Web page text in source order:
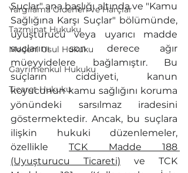
Yargılama Giderleri ve Harçlar
Tazminat Hukuku
Medeni Usul Hukuku
Gayrimenkul Hukuku
Ticaret Hukuku
Suçlar" ana başlığı altında ve "Kamu
Sağlığına Karşı Suçlar" bölümünde,
uyuşturucu veya uyarıcı madde
suçlarını son derece ağır
müeyyidelere bağlamıştır. Bu
suçların ciddiyeti, kanun
koyucunun kamu sağlığını koruma
yönündeki sarsılmaz iradesini
göstermektedir. Ancak, bu suçlara
ilişkin hukuki düzenlemeler,
özellikle TCK Madde 188
(Uyuşturucu Ticareti) ve TCK